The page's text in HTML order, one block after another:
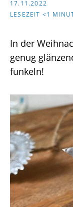
In der
genug
funkeln!
17.11.2022
LESEZEIT <1